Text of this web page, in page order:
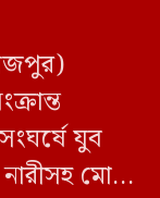
যুব
মোট